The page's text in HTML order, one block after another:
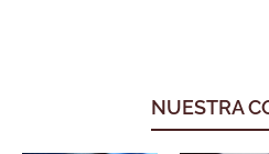
NUESTRA